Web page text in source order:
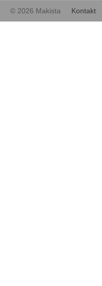
© 2026 Makista Kontakt